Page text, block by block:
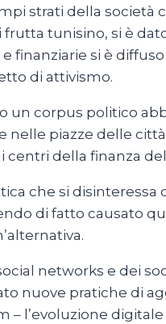
strati della società
tunisino, si è
finanziarie si è
di attivismo.
un corpus politico
piazze delle
centri della finanza
che si disinteressa
di fatto causato
networks e dei
nuove pratiche di
– l’evoluzione